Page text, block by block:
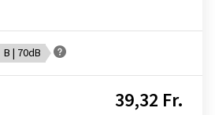
B | 70dB
39,32 Fr.